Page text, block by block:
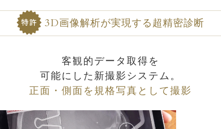
特許 3D画像解析が実現する超精密診断
客観的データ取得を
可能にした新撮影システム。
正面・側面を規格写真として撮影